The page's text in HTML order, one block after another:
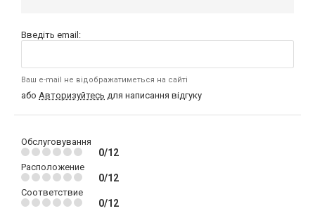
Введіть email:
Ваш e-mail не відображатиметься на сайті
або Авторизуйтесь для написання відгуку
Обслуговування
0/12
Расположение
0/12
Соответствие
0/12